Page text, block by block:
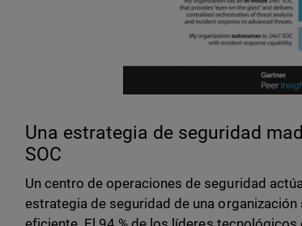
Una estrategia de seguridad
SOC
Un centro de operaciones de seguridad
estrategia de seguridad de una